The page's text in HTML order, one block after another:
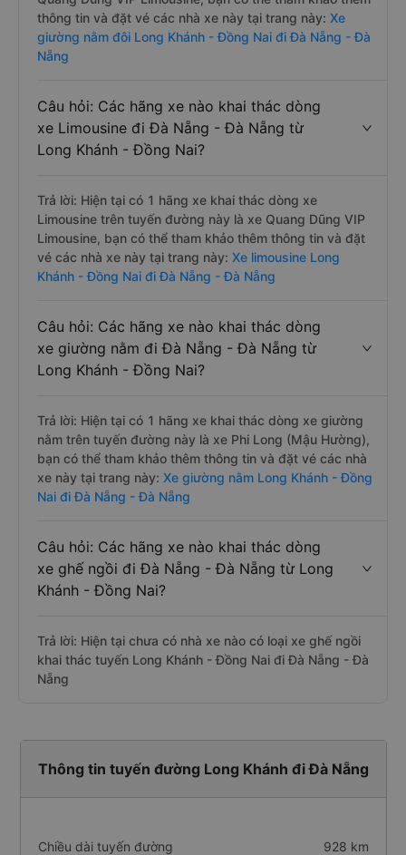
thông tin và đặt vé các nhà xe này tại trang này: Xe
giường nằm đôi Long Khánh - Đồng Nai đi Đà Nẵng - Đà
Nẵng
Câu hỏi: Các hãng xe nào khai thác dòng
xe Limousine đi Đà Nẵng - Đà Nẵng từ
Long Khánh - Đồng Nai?
Trả lời: Hiện tại có 1 hãng xe khai thác dòng xe
Limousine trên tuyến đường này là xe Quang Dũng VIP
Limousine, bạn có thể tham khảo thêm thông tin và đặt
vé các nhà xe này tại trang này: Xe limousine Long
Khánh - Đồng Nai đi Đà Nẵng - Đà Nẵng
Câu hỏi: Các hãng xe nào khai thác dòng
xe giường nằm đi Đà Nẵng - Đà Nẵng từ
Long Khánh - Đồng Nai?
Trả lời: Hiện tại có 1 hãng xe khai thác dòng xe giường
nằm trên tuyến đường này là xe Phi Long (Mậu Hường),
bạn có thể tham khảo thêm thông tin và đặt vé các nhà
xe này tại trang này: Xe giường nằm Long Khánh - Đồng
Nai đi Đà Nẵng - Đà Nẵng
Câu hỏi: Các hãng xe nào khai thác dòng
xe ghế ngồi đi Đà Nẵng - Đà Nẵng từ Long
Khánh - Đồng Nai?
Trả lời: Hiện tại chưa có nhà xe nào có loại xe ghế ngồi
khai thác tuyến Long Khánh - Đồng Nai đi Đà Nẵng - Đà
Nẵng
Thông tin tuyến đường Long Khánh đi Đà Nẵng
Chiều dài tuyến đường 928 km